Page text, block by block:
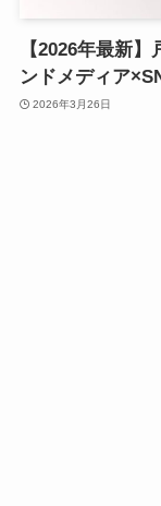
【2026年最新
ンドメディア
2026年3月26日